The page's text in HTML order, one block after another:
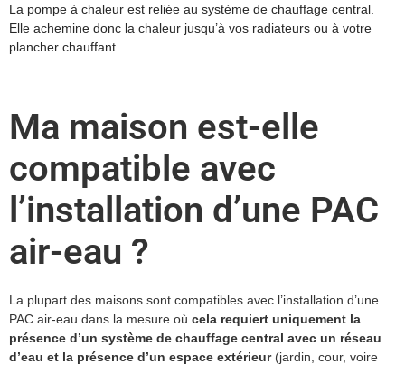
La pompe à chaleur est reliée au système de chauffage central.
Elle achemine donc la chaleur jusqu’à vos radiateurs ou à votre
plancher chauffant.
Ma maison est-elle
compatible avec
l’installation d’une PAC
air-eau ?
La plupart des maisons sont compatibles avec l’installation d’une
PAC air-eau dans la mesure où cela requiert uniquement la
présence d’un système de chauffage central avec un réseau
d’eau et la présence d’un espace extérieur(jardin, cour, voire